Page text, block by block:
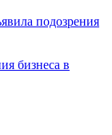
подозрения
бизнеса в